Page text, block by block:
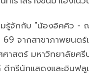
มรู้จักกับ "น้องอิคคิว -
69 จากสาขาภาพยนต
ศาสตร์ มหาวิทยาลัยศ
ดีกรีนักแสดงและอินฟลู